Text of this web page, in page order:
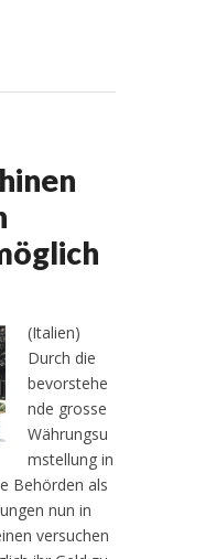
(Italien)
Durch die
bevorstehe
nde grosse
Währungsu
mstellung in
Behörden als
nun in
versuchen